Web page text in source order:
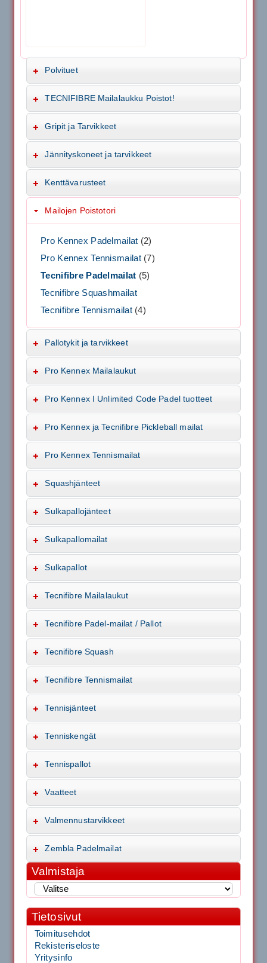
Polvituet
TECNIFIBRE Mailalaukku Poistot!
Gripit ja Tarvikkeet
Jännityskoneet ja tarvikkeet
Kenttävarusteet
Mailojen Poistotori
Pro Kennex Padelmailat (2)
Pro Kennex Tennismailat(7)
Tecnifibre Padelmailat (5)
Tecnifibre Squashmailat
Tecnifibre Tennismailat(4)
Pallotykit ja tarvikkeet
Pro Kennex Mailalaukut
Pro Kennex I Unlimited Code Padel tuotteet
Pro Kennex ja Tecnifibre Pickleball mailat
Pro Kennex Tennismailat
Squashjänteet
Sulkapallojänteet
Sulkapallomailat
Sulkapallot
Tecnifibre Mailalaukut
Tecnifibre Padel-mailat / Pallot
Tecnifibre Squash
Tecnifibre Tennismailat
Tennisjänteet
Tenniskengät
Tennispallot
Vaatteet
Valmennustarvikkeet
Zembla Padelmailat
Valmistaja
Tietosivut
Toimitusehdot
Rekisteriseloste
Yritysinfo